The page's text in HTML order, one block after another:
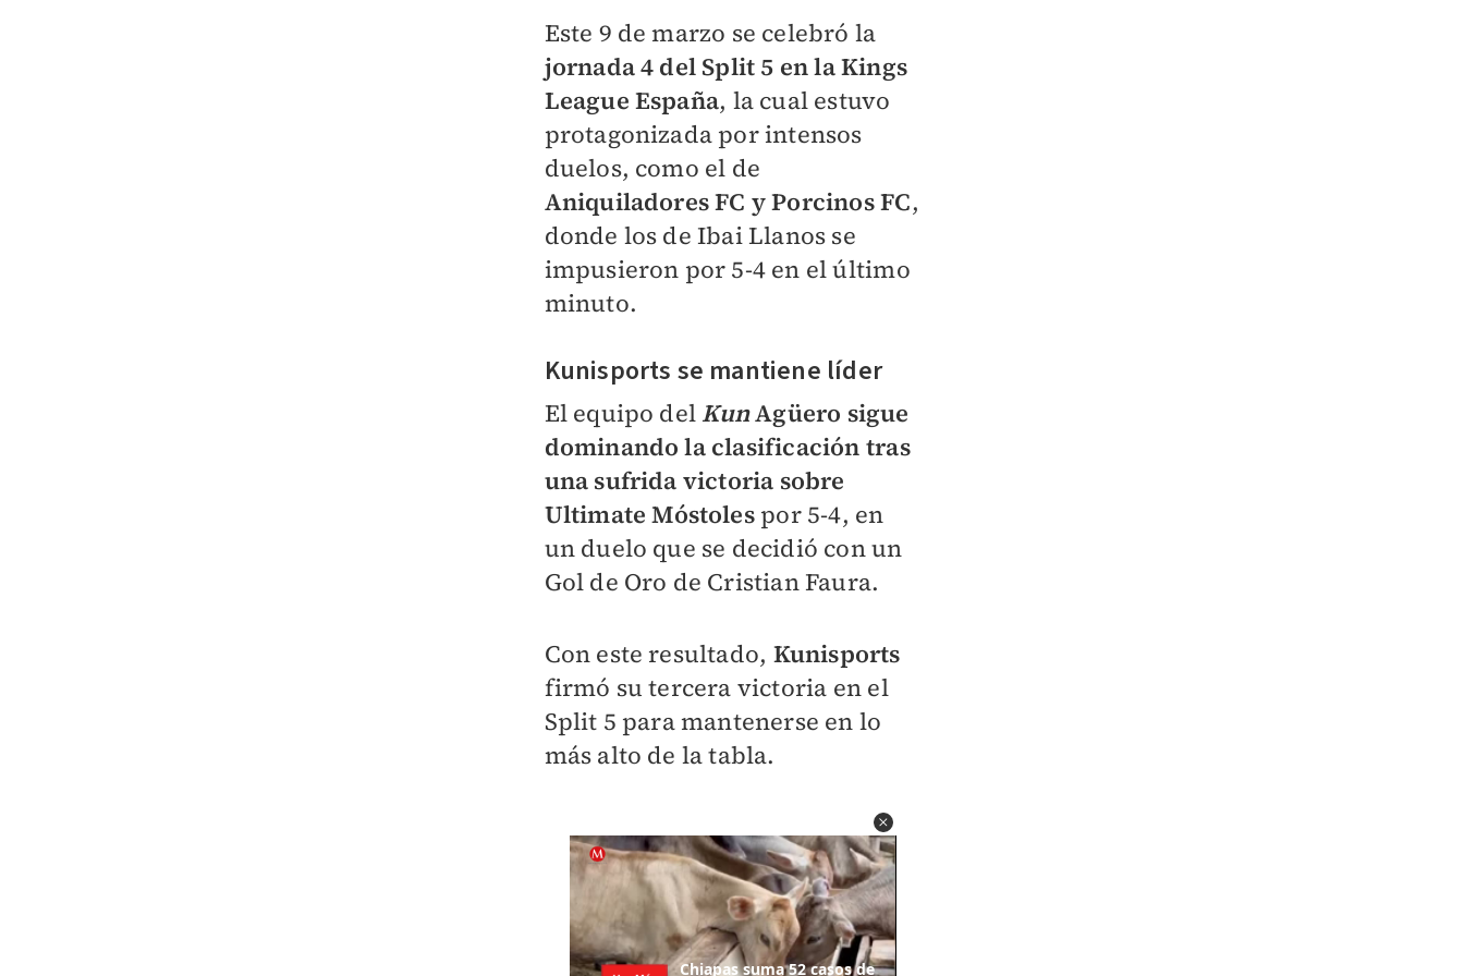
Este 9 de marzo se celebró la
jornada 4 del Split 5 en la Kings
League España, la cual estuvo
protagonizada por intensos
duelos, como el de
Aniquiladores FC y Porcinos FC,
donde los de Ibai Llanos se
impusieron por 5-4 en el último
minuto.
Kunisports se mantiene líder
El equipo del KunAgüero sigue
dominando la clasificación tras
una sufrida victoria sobre
Ultimate Móstoles por 5-4, en
un duelo que se decidió conun
Gol de Oro de Cristian Faura.
Con este resultado, Kunisports
firmó su tercera victoria en el
Split 5 para mantenerse en lo
más alto de la tabla.